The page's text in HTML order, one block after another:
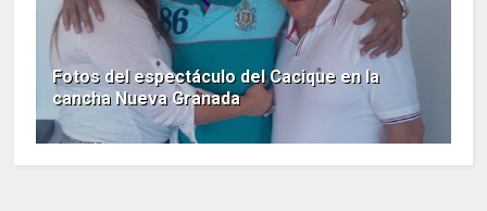
Fotos del espectáculo del Cacique en la
cancha Nueva Granada